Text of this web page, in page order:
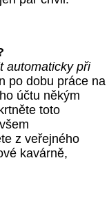
automaticky při
po dobu práce na
účtu někým
toto
z veřejného
kavárně,